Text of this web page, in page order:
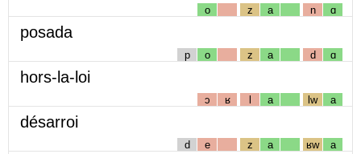
o z a n ɑ
posada
p o z a d ɑ
hors-la-loi
ɔ ʁ l a lw a
désarroi
d e z a ʁw a